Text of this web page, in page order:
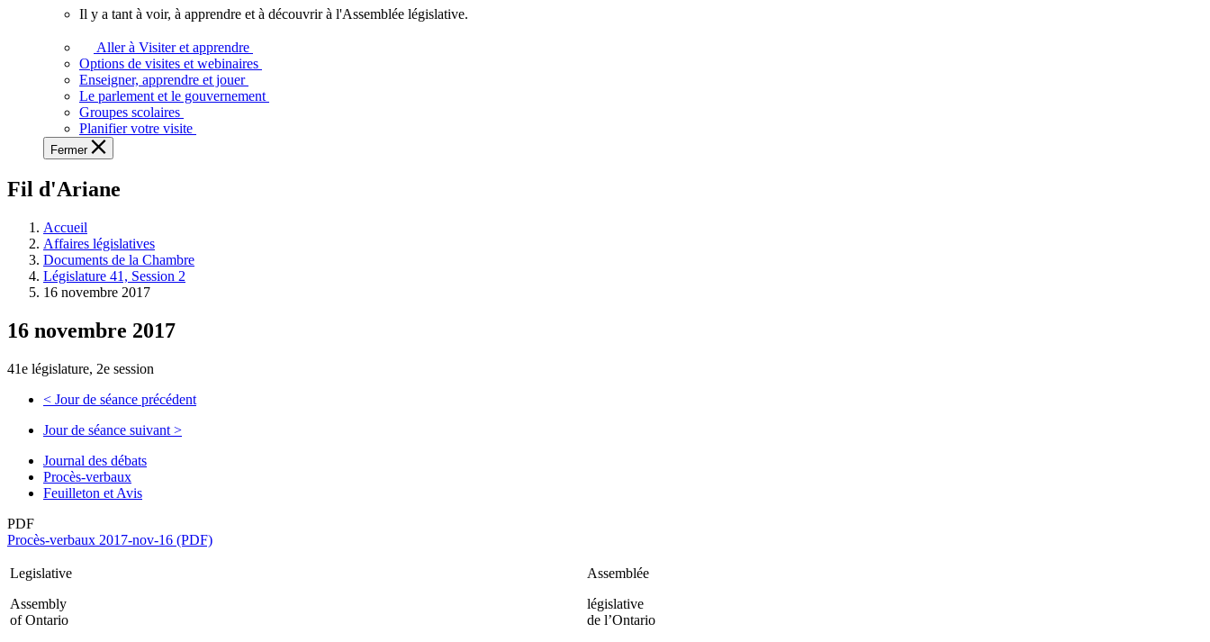
voir,
apprendre
et
découvrir
l'Assemblée
législative.
Il y a tant à voir, à apprendre et à découvrir à l'Assemblée législative.
Aller à Visiter et apprendre
Options de visites et webinaires
Enseigner, apprendre et jouer
Le parlement et le gouvernement
Groupes scolaires
Planifier votre visite
Fermer
Fil d'Ariane
Accueil
Affaires législatives
Documents de la Chambre
Législature 41, Session 2
16 novembre 2017
16 novembre 2017
41e législature, 2e session
< Jour de séance précédent
Jour de séance suivant >
Journal des débats
Procès-verbaux
Feuilleton et Avis
PDF
Procès-verbaux 2017-nov-16 (PDF)
Legislative
Assembly
of Ontario
Assemblée
législative
de l’Ontario